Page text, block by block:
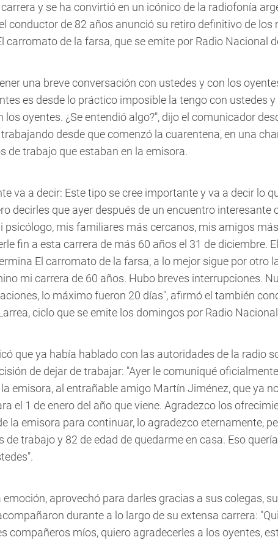
y se ha convirtió en un icónico de la radiofonía
conductor de 82 años anunció su retiro definitivo de los
carromato de la farsa, que se emite por Radio Nacional
una breve conversación con ustedes y con los
es desde lo práctico imposible la tengo con ustedes
los oyentes. ¿Se entendió algo?", dijo el comunicador
desde que comenzó la cuarentena, en una
de trabajo que estaban en la emisora.
va a decir: Este tipo se cree importante y va a decir lo
decirles que ayer después de un encuentro interesante
psicólogo, mis familiares más cercanos, mis amigos
fin a esta carrera de más 60 años el 31 de diciembre.
El carromato de la farsa, a lo mejor sigue por otro
mi carrera de 60 años. Hubo breves interrupciones.
lo máximo fueron 20 días", afirmó el también
ciclo que se emite los domingos por Radio
que ya había hablado con las autoridades de la radio
de dejar de trabajar: "Ayer le comuniqué
emisora, al entrañable amigo Martín Jiménez, que ya
el 1 de enero del año que viene. Agradezco los
la emisora para continuar, lo agradezco eternamente,
de trabajo y 82 de edad de quedarme en casa. Eso
emoción, aprovechó para darles gracias a sus colegas,
durante a lo largo de su extensa carrera:
compañeros míos, quiero agradecerles a los oyentes,